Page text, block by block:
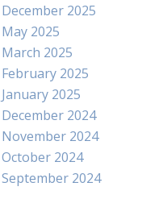
December 2025
May 2025
March 2025
February 2025
January 2025
December 2024
November 2024
October 2024
September 2024